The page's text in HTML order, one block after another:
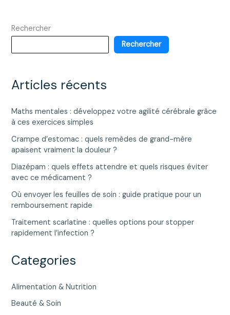
Rechercher
Rechercher
Articles récents
Maths mentales : développez votre agilité cérébrale grâce
à ces exercices simples
Crampe d’estomac : quels remèdes de grand-mère
apaisent vraiment la douleur ?
Diazépam : quels effets attendre et quels risques éviter
avec ce médicament ?
Où envoyer les feuilles de soin : guide pratique pour un
remboursement rapide
Traitement scarlatine : quelles options pour stopper
rapidement l’infection ?
Categories
Alimentation & Nutrition
Beauté & Soin